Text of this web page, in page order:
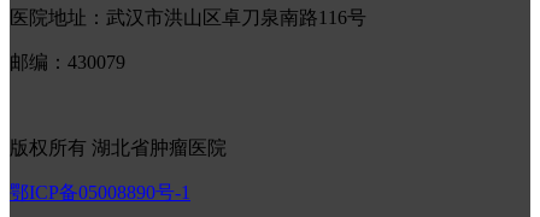
医院地址：武汉市洪山区卓刀泉南路116号
邮编：430079
版权所有 湖北省肿瘤医院
鄂ICP备05008890号-1